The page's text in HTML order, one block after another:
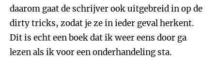
daarom gaat de schrijver ook uitgebreid in op de
dirty tricks, zodat je ze in ieder geval herkent.
Dit is echt een boek dat ik weer eens door ga
lezen als ik voor een onderhandeling sta.